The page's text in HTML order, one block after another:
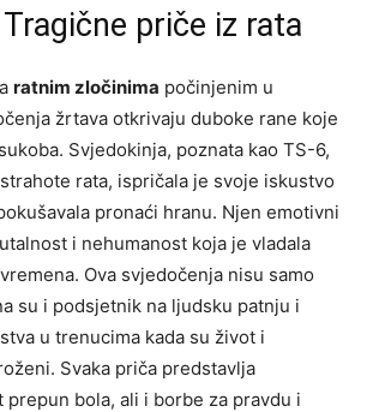
priče iz rata
ratnim zločinima počinjenim u
žrtava otkrivaju duboke rane koje
Svjedokinja, poznata kao TS-6,
rata, ispričala je svoje iskustvo
pronaći hranu. Njen emotivni
i nehumanost koja je vladala
Ova svjedočenja nisu samo
su i podsjetnik na ljudsku patnju i
u trenucima kada su život i
Svaka priča predstavlja
prepun bola, ali i borbe za pravdu i